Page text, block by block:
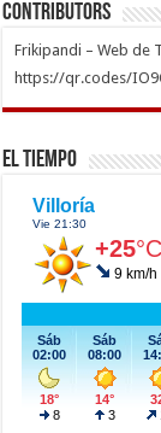
Contributors
Frikipandi – Web de
https://qr.codes/
El Tiempo